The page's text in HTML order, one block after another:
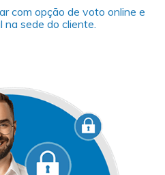
com opção de voto online e
na sede do cliente.